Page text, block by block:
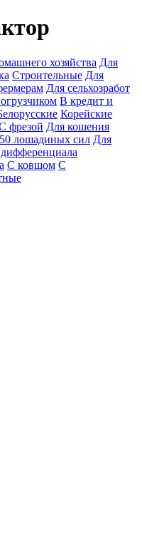
хозяйства Для
Строительные Для
Для сельхозработ
В кредит и
Корейские
фрезой Для кошения
лошадиных сил Для
С ковшом С